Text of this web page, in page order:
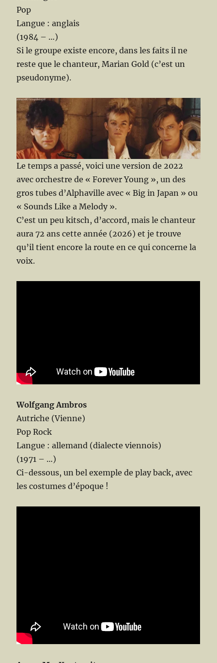
Pop
Langue : anglais
(1984 – …)
Si le groupe existe encore, dans les faits il ne
reste que le chanteur, Marian Gold (c’est un
pseudonyme).
Le temps a passé, voici une version de 2022
avec orchestre de « Forever Young », un des
gros tubes d’Alphaville avec « Big in Japan » ou
« Sounds Like a Melody ».
C’est un peu kitsch, d’accord, mais le chanteur
aura 72 ans cette année (2026) et je trouve
qu’il tient encore la route en ce qui concerne la
voix.
Wolfgang Ambros
Autriche (Vienne)
Pop Rock
Langue : allemand (dialecte viennois)
(1971 – …)
Ci-dessous, un bel exemple de play back, avec
les costumes d’époque !